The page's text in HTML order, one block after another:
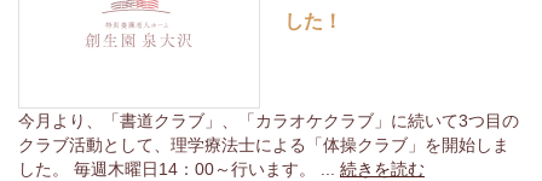
した！
今月より、「書道クラブ」、「カラオケクラブ」に続いて3つ目の
クラブ活動として、理学療法士による「体操クラブ」を開始しま
した。 毎週木曜日14：00～行います。 ... 続きを読む